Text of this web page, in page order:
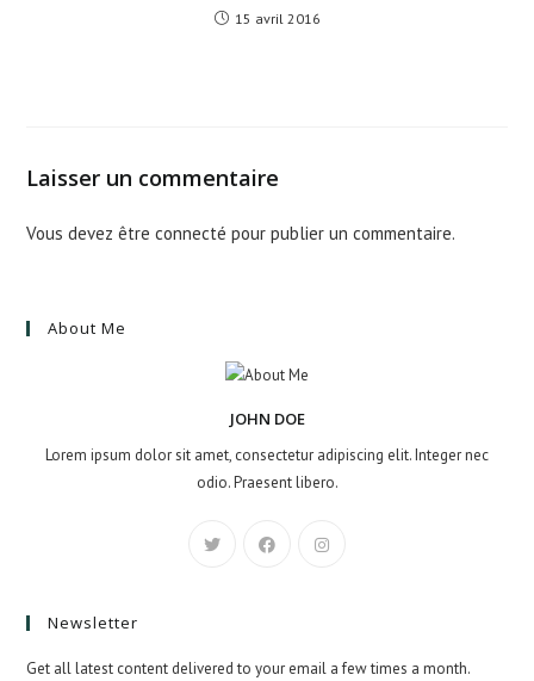
15 avril 2016
Laisser un commentaire
Vous devez êtreconnecté pour publier un commentaire.
About Me
JOHN DOE
Lorem ipsum dolor sit amet, consectetur adipiscing elit. Integer nec
odio. Praesent libero.
Newsletter
Get all latest content delivered to your email a few times a month.